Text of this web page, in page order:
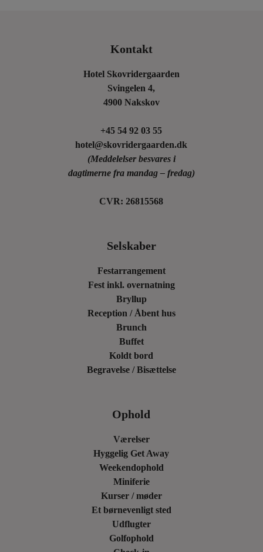
Kontakt
Hotel Skovridergaarden
Svingelen 4,
4900 Nakskov
+45 54 92 03 55
hotel@skovridergaarden.dk
(Meddelelser besvares i
dagtimerne fra mandag – fredag)
CVR: 26815568
Selskaber
Festarrangement
Fest inkl. overnatning
Bryllup
Reception / Åbent hus
Brunch
Buffet
Koldt bord
Begravelse / Bisættelse
Ophold
Værelser
Hyggelig Get Away
Weekendophold
Miniferie
Kurser / møder
Et børnevenligt sted
Udflugter
Golfophold